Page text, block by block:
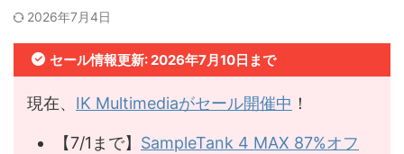
2026年7月4日
セール情報更新: 2026年7月10日まで
現在、 IK Multimediaがセール開催中 ！
【7/1まで】 SampleTank 4 MAX 87%オフ